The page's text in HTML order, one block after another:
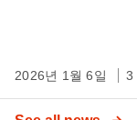
2026년 1월 6일 3